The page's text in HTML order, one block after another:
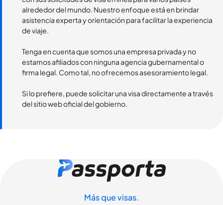
alrededor del mundo. Nuestro enfoque está en brindar
asistencia experta y orientación para facilitar la experiencia
de viaje.
Tenga en cuenta que somos una empresa privada y no
estamos afiliados con ninguna agencia gubernamental o
firma legal. Como tal, no ofrecemos asesoramiento legal.
Si lo prefiere, puede solicitar una visa directamente a través
del sitio web oficial del gobierno.
Más que visas.